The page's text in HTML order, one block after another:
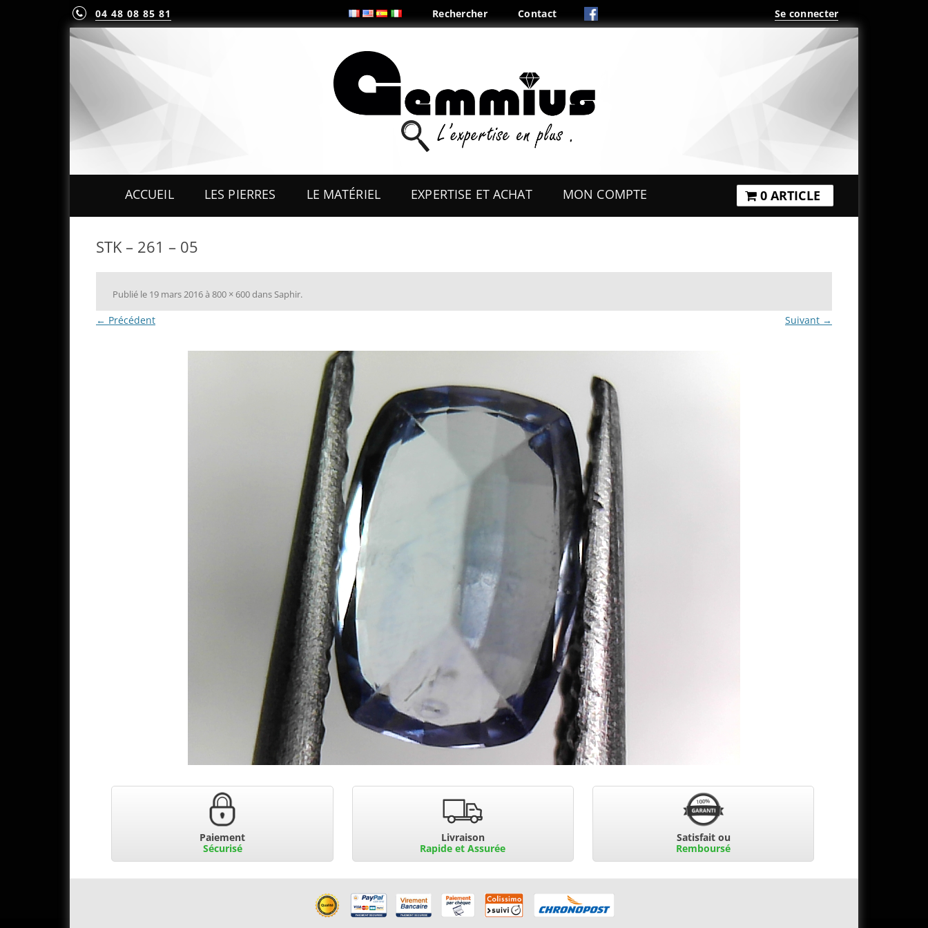
04 48 08 85 81 Rechercher Contact Se connecter
au
contenu
ACCUEIL LES PIERRES
MINÉRAUX & CRISTAUX
LE MATÉRIEL EXPERTISE ET ACHAT MON COMPTE 0 ARTICLE
STK – 261 – 05
Publié le 19 mars 2016à800 × 600dans Saphir.
← Précédent Suivant →
Paiement
Sécurisé
Livraison
Rapide et Assurée
Satisfait ou
Remboursé